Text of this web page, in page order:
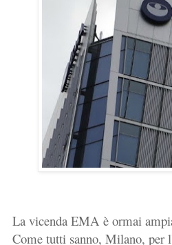
La vicenda EMA è ormai
Come tutti sanno, Milano, per